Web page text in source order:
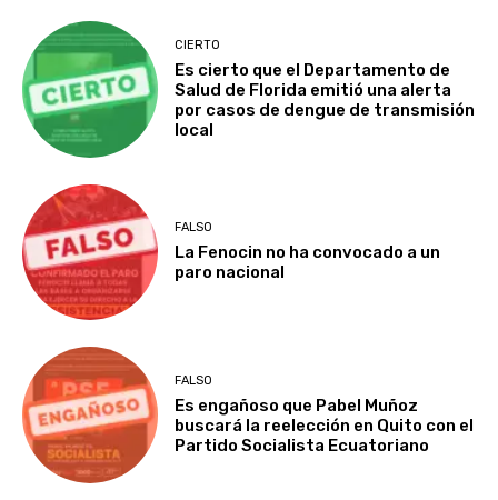
CIERTO
Es cierto que el Departamento de
Salud de Florida emitió una alerta
por casos de dengue de transmisión
local
FALSO
La Fenocin no ha convocado a un
paro nacional
FALSO
Es engañoso que Pabel Muñoz
buscará la reelección en Quito con el
Partido Socialista Ecuatoriano